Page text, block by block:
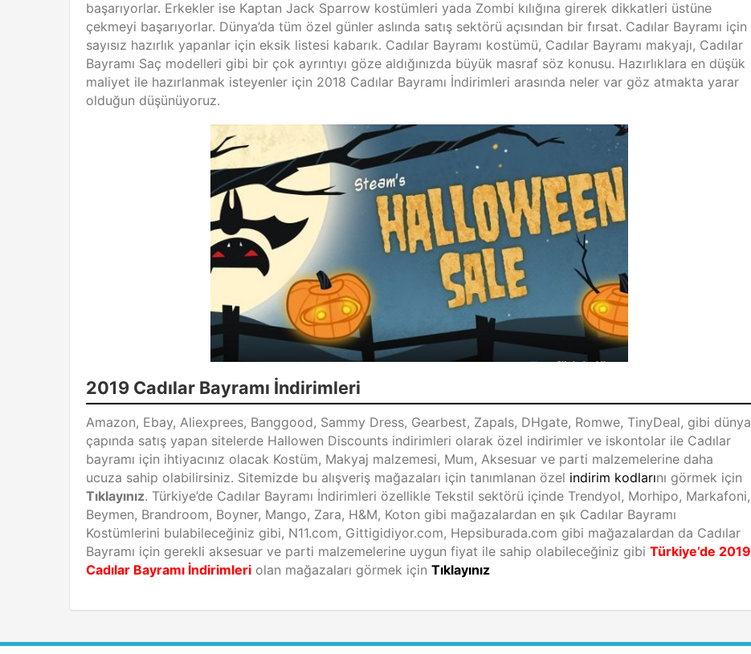
başarıyorlar. Erkekler ise Kaptan Jack Sparrow kostümleri yada Zombi kılığına girerek dikkatleri üstüne
çekmeyi başarıyorlar. Dünya’da tüm özel günler aslında satış sektörü açısından bir fırsat. Cadılar Bayramı için
sayısız hazırlık yapanlar için eksik listesi kabarık. Cadılar Bayramı kostümü, Cadılar Bayramı makyajı, Cadılar
Bayramı Saç modelleri gibi bir çok ayrıntıyı göze aldığınızda büyük masraf söz konusu. Hazırlıklara en düşük
maliyet ile hazırlanmak isteyenler için 2018 Cadılar Bayramı İndirimleri arasında neler var göz atmakta yarar
olduğun düşünüyoruz.
2019 Cadılar Bayramı İndirimleri
Amazon, Ebay, Aliexprees, Banggood, Sammy Dress, Gearbest, Zapals, DHgate, Romwe, TinyDeal, gibi dünya
çapında satış yapan sitelerde Hallowen Discounts indirimleri olarak özel indirimler ve iskontolar ile Cadılar
bayramı için ihtiyacınız olacak Kostüm, Makyaj malzemesi, Mum, Aksesuar ve parti malzemelerine daha
ucuza sahip olabilirsiniz. Sitemizde bu alışveriş mağazaları için tanımlanan özel indirim kodlarını görmek için
Tıklayınız. Türkiye’de Cadılar Bayramı İndirimleri özellikle Tekstil sektörü içinde Trendyol, Morhipo, Markafoni,
Beymen, Brandroom, Boyner, Mango, Zara, H&M, Koton gibi mağazalardan en şık Cadılar Bayramı
Kostümlerini bulabileceğiniz gibi, N11.com, Gittigidiyor.com, Hepsiburada.com gibi mağazalardan da Cadılar
Bayramı için gerekli aksesuar ve parti malzemelerine uygun fiyat ile sahip olabileceğiniz gibi Türkiye’de 2019
Cadılar Bayramı İndirimleri olan mağazaları görmek için Tıklayınız